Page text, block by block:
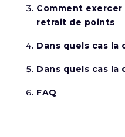
Comment
retrait de points
Dans quels cas
Dans quels cas
FAQ